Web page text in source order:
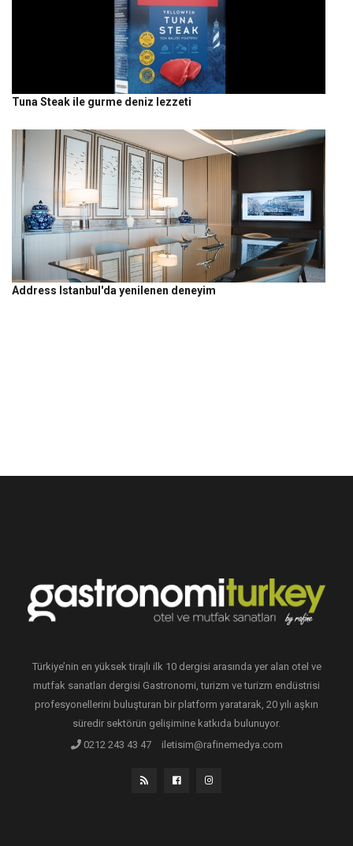
Tuna Steak ile gurme deniz lezzeti
Address Istanbul'da yenilenen deneyim
Türkiye’nin en yüksek tirajlı ilk 10 dergisi arasında yer alan otel ve
mutfak sanatları dergisi Gastronomi, turizm ve turizm endüstrisi
profesyonellerini buluşturan bir platform yaratarak, 20 yılı aşkın
süredir sektörün gelişimine katkıda bulunuyor.
0212 243 43 47
iletisim@rafinemedya.com